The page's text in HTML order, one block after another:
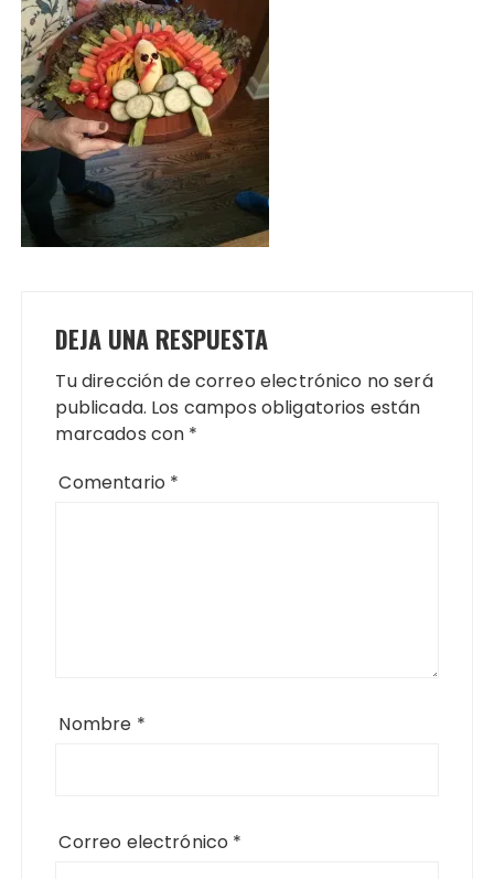
DEJA UNA RESPUESTA
Tu dirección de correo electrónico no será
publicada. Los campos obligatorios están
marcados con *
Comentario *
Nombre *
Correo electrónico *